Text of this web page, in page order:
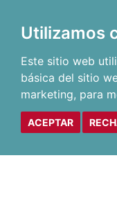
Utilizamos
Este sitio web
básica del sitio
marketing, para
ACEPTAR